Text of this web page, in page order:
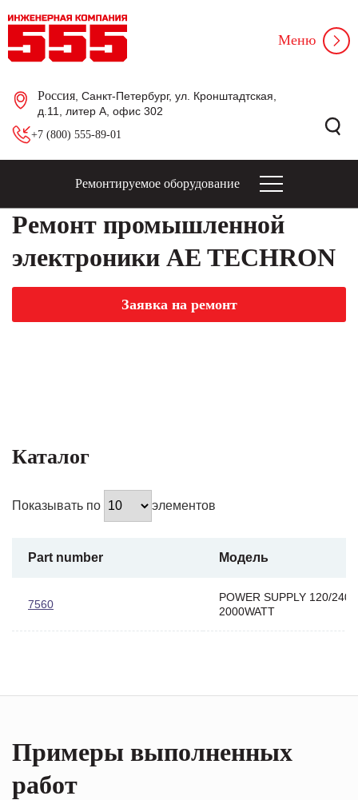
Россия , Санкт-Петербург, ул. Кронштадтская,
д.11, литер А, офис 302
+7 (800) 555-89-01
Меню
Ремонтируемое оборудование
Ремонт промышленной
электроники AE TECHRON
Заявка на ремонт
Каталог
Показывать по элементов
Part number Модель
7560
POWER SUPPLY 120/
2000WATT
Примеры выполненных
работ